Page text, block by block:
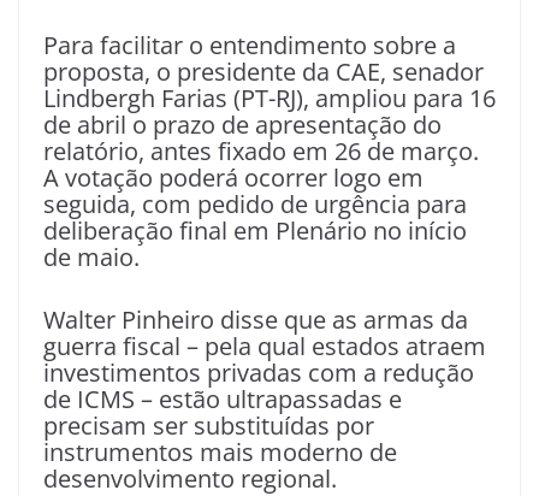
Para facilitar o entendimento sobre a
proposta, o presidente da CAE, senador
Lindbergh Farias (PT-RJ), ampliou para 16
de abril o prazo de apresentação do
relatório, antes fixado em 26 de março.
A votação poderá ocorrer logo em
seguida, com pedido de urgência para
deliberação final em Plenário no início
de maio.
Walter Pinheiro disse que as armas da
guerra fiscal – pela qual estados atraem
investimentos privadas com a redução
de ICMS – estão ultrapassadas e
precisam ser substituídas por
instrumentos mais moderno de
desenvolvimento regional.